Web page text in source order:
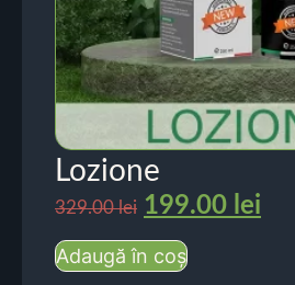
Lozione
329.00lei 199.00 lei
Adaugă în coș